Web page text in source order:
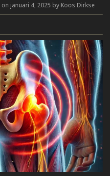
januari 4, 2025 by Koos Dirkse